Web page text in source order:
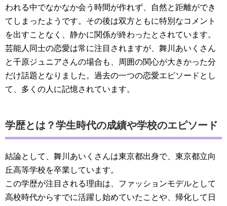
われる中でなかなか会う時間が作れず、自然と距離ができ
てしまったようです。その後は双方ともに特別なコメント
を出すことなく、静かに関係が終わったとされています。
芸能人同士の恋愛は常に注目されますが、舞川あいくさん
と千原ジュニアさんの場合も、周囲の関心が大きかった分
だけ話題となりました。過去の一つの恋愛エピソードとし
て、多くの人に記憶されています。
学歴とは？学生時代の成績や学校のエピソード
結論として、舞川あいくさんは東京都出身で、東京都立向
丘高等学校を卒業しています。
この学歴が注目される理由は、ファッションモデルとして
高校時代からすでに活躍し始めていたことや、帰化して日